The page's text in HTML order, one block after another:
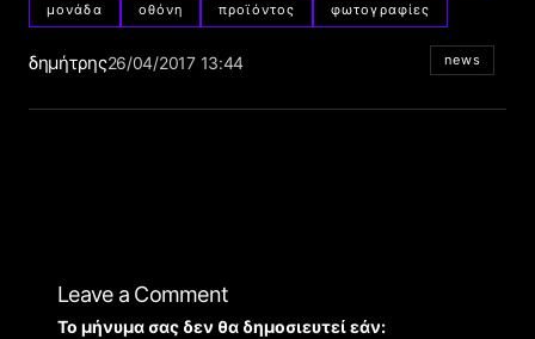
μονάδα οθόνη προϊόντος φωτογραφίες
δημήτρης26/04/2017 13:44 news
Leave a Comment
Το μήνυμα σας δεν θα δημοσιευτεί εάν: